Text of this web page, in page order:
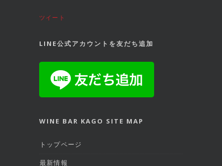
ツイート
LINE公式アカウントを友だち追加
WINE BAR KAGO SITE MAP
トップページ
最新情報